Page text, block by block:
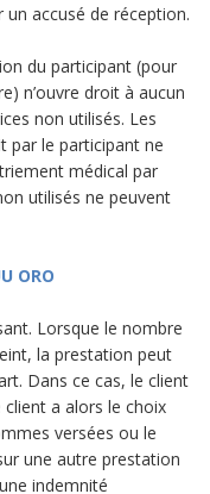
accusé de réception.
du participant (pour
n’ouvre droit à aucun
non utilisés. Les
par le participant ne
médical par
utilisés ne peuvent
ORO
Lorsque le nombre
la prestation peut
Dans ce cas, le client
a alors le choix
versées ou le
une autre prestation
indemnité